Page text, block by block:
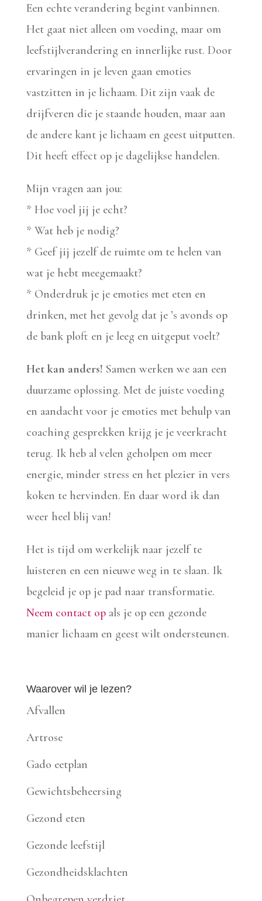
Een echte verandering begint vanbinnen.
Het gaat niet alleen om voeding, maar om
leefstijlverandering en innerlijke rust. Door
ervaringen in je leven gaan emoties
vastzitten in je lichaam. Dit zijn vaak de
drijfveren die je staande houden, maar aan
de andere kant je lichaam en geest uitputten.
Dit heeft effect op je dagelijkse handelen.
Mijn vragen aan jou:
* Hoe voel jij je echt?
* Wat heb je nodig?
* Geef jij jezelf de ruimte om te helen van
wat je hebt meegemaakt?
* Onderdruk je je emoties met eten en
drinken, met het gevolg dat je ’s avonds op
de bank ploft en je leeg en uitgeput voelt?
Het kan anders! Samen werken we aan een
duurzame oplossing. Met de juiste voeding
en aandacht voor je emoties met behulp van
coaching gesprekken krijg je je veerkracht
terug. Ik heb al velen geholpen om meer
energie, minder stress en het plezier in vers
koken te hervinden. En daar word ik dan
weer heel blij van!
Het is tijd om werkelijk naar jezelf te
luisteren en een nieuwe weg in te slaan. Ik
begeleid je op je pad naar transformatie.
Neem contact opals je op een gezonde
manier lichaam en geest wilt ondersteunen.
Waarover wil je lezen?
Afvallen
Artrose
Gado eetplan
Gewichtsbeheersing
Gezond eten
Gezonde leefstijl
Gezondheidsklachten